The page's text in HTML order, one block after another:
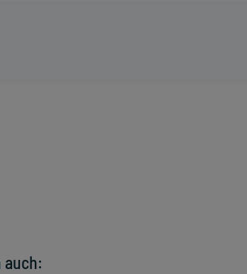
auch: